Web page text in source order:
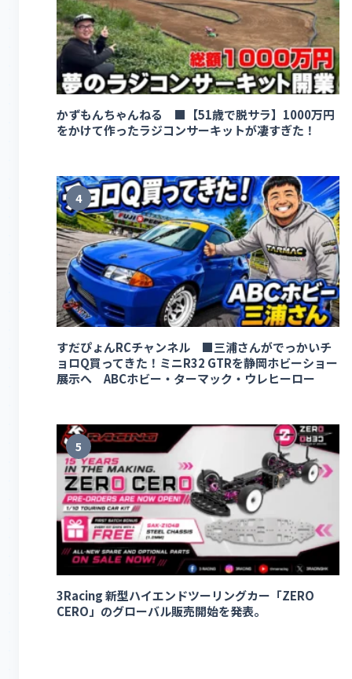
かずもんちゃんねる ■【51歳で脱サラ】1000万円
をかけて作ったラジコンサーキットが凄すぎた！
4
すだぴょんRCチャンネル ■三浦さんがでっかいチ
ョロQ買ってきた！ミニR32 GTRを静岡ホビーショー
展示へ ABCホビー・ターマック・ウレヒーロー
5
3Racing 新型ハイエンドツーリングカー「ZERO
CERO」のグローバル販売開始を発表。